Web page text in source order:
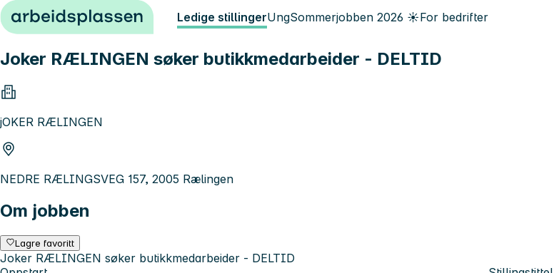
Hopp til innhold Ledige stillingerUngSommerjobben 2026 ☀️For bedrifter
Joker RÆLINGEN søker butikkmedarbeider - DELTID
jOKER RÆLINGEN
NEDRE RÆLINGSVEG 157, 2005 Rælingen
Om jobben
Lagre favoritt
Joker RÆLINGEN søker butikkmedarbeider - DELTID